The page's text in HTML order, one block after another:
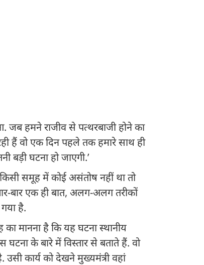
जब हमने राजीव से पत्थरबाजी होने का
हैं वो एक दिन पहले तक हमारे साथ ही
घटना हो जाएगी.’
समूह में कोई असंतोष नहीं था तो
बार एक ही बात, अलग-अलग तरीकों
है.
मानना है कि यह घटना स्थानीय
घटना के बारे में विस्तार से बताते हैं. वो
कार्य को देखने मुख्यमंत्री वहां